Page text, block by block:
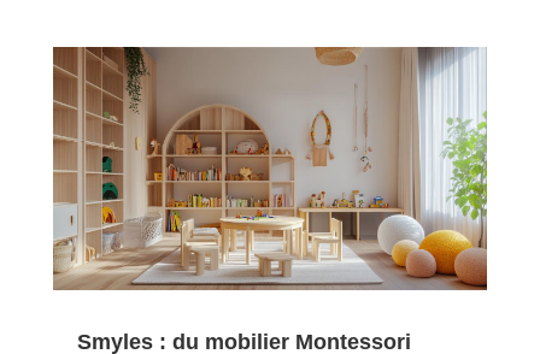
Smyles : du mobilier Montessori